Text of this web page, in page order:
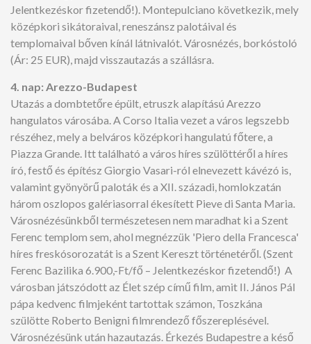
Jelentkezéskor fizetendő!). Montepulciano következik, mely
középkori sikátoraival, reneszánsz palotáival és
templomaival bőven kínál látnivalót. Városnézés, borkóstoló
(Ár: 25 EUR), majd visszautazás a szállásra.
4. nap: Arezzo-Budapest
Utazás a dombtetőre épült, etruszk alapítású Arezzo
hangulatos városába. A Corso Italia vezet a város legszebb
részéhez, mely a belváros középkori hangulatú főtere, a
Piazza Grande. Itt található a város híres szülöttéről a híres
író, festő és építész Giorgio Vasari-ról elnevezett kávézó is,
valamint gyönyörű paloták és a XII. századi, homlokzatán
három oszlopos galériasorral ékesített Pieve di Santa Maria.
Városnézésünkből természetesen nem maradhat ki a Szent
Ferenc templom sem, ahol megnézzük 'Piero della Francesca'
híres freskósorozatát is a Szent Kereszt történetéről. (Szent
Ferenc Bazilika 6.900,-Ft/fő – Jelentkezéskor fizetendő!) A
városban játszódott az Élet szép című film, amit II. János Pál
pápa kedvenc filmjeként tartottak számon, Toszkána
szülötte Roberto Benigni filmrendező főszereplésével.
Városnézésünk után hazautazás. Érkezés Budapestre a késő